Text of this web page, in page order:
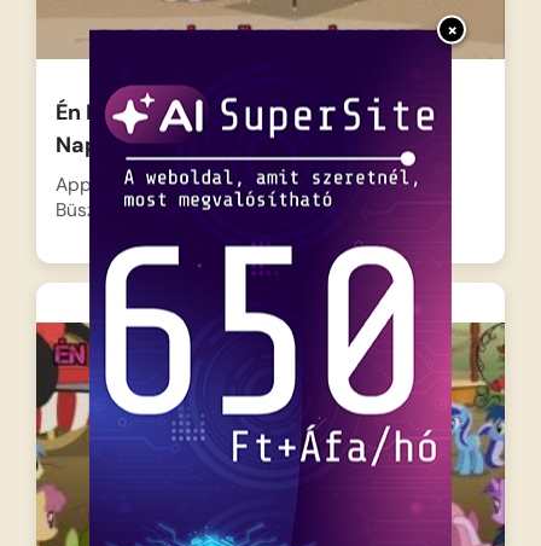
×
Én Kicsi Pónim A Család Büszkesége
Nap
Apple Bloom aggódik az iskolai Család
Büszkesége Nap miatt, mert…